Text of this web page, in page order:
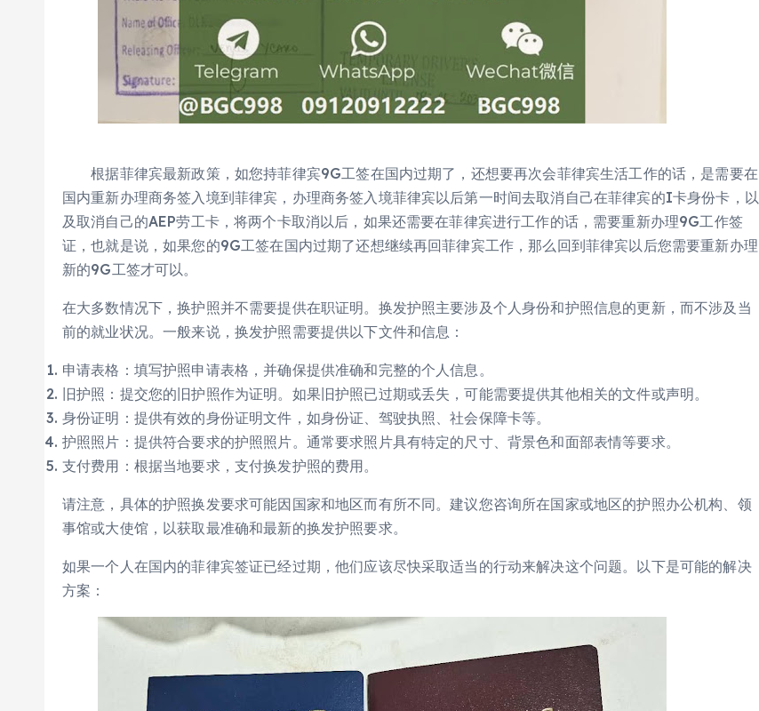
根据菲律宾最新政策，如您持菲律宾9G工签在国内过期了，还想要再次会菲律宾生活工作的话，是需要在
国内重新办理商务签入境到菲律宾，办理商务签入境菲律宾以后第一时间去取消自己在菲律宾的I卡身份卡，以
及取消自己的AEP劳工卡，将两个卡取消以后，如果还需要在菲律宾进行工作的话，需要重新办理9G工作签
证，也就是说，如果您的9G工签在国内过期了还想继续再回菲律宾工作，那么回到菲律宾以后您需要重新办理
新的9G工签才可以。
在大多数情况下，换护照并不需要提供在职证明。换发护照主要涉及个人身份和护照信息的更新，而不涉及当
前的就业状况。一般来说，换发护照需要提供以下文件和信息：
申请表格：填写护照申请表格，并确保提供准确和完整的个人信息。
旧护照：提交您的旧护照作为证明。如果旧护照已过期或丢失，可能需要提供其他相关的文件或声明。
身份证明：提供有效的身份证明文件，如身份证、驾驶执照、社会保障卡等。
护照照片：提供符合要求的护照照片。通常要求照片具有特定的尺寸、背景色和面部表情等要求。
支付费用：根据当地要求，支付换发护照的费用。
请注意，具体的护照换发要求可能因国家和地区而有所不同。建议您咨询所在国家或地区的护照办公机构、领
事馆或大使馆，以获取最准确和最新的换发护照要求。
如果一个人在国内的菲律宾签证已经过期，他们应该尽快采取适当的行动来解决这个问题。以下是可能的解决
方案：